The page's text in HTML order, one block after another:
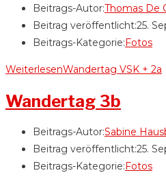
Beitrags-Autor:Thomas De
Beitrag veröffentlicht:25.
Beitrags-Kategorie:Fotos
WeiterlesenWandertag VSK + 2a
Wandertag 3b
Beitrags-Autor:Sabine
Beitrag veröffentlicht:25.
Beitrags-Kategorie:Fotos